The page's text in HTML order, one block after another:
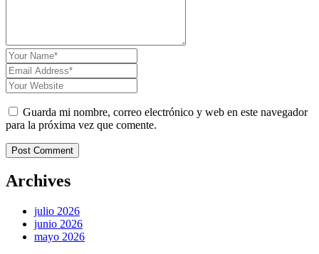
Guarda mi nombre, correo electrónico y web en este navegador
para la próxima vez que comente.
Post Comment
Archives
julio 2026
junio 2026
mayo 2026